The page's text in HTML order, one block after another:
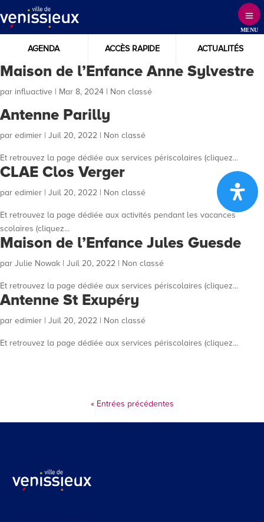
to
Content
MENU
AGENDA ACCÈS RAPIDE ACTUALITÉS
Maison de l’Enfance Anne Sylvestre
par influactive | Mar 8, 2024 | Non classé
Antenne Parilly
par edimier | Juil 20, 2022 | Non classé
Et retrouvez la page dédiée aux services périscolaires (cliquez...
CLAE Clos Verger
par edimier | Juil 20, 2022 | Non classé
Et retrouvez la page dédiée aux activités pendant les vacances
scolaires (cliquez...
Maison de l’Enfance Jules Guesde
par Julie Nowak | Juil 20, 2022 | Non classé
Et retrouvez la page dédiée aux services périscolaires (cliquez...
Antenne St Exupéry
par edimier | Juil 20, 2022 | Non classé
Et retrouvez la page dédiée aux services périscolaires (cliquez...
« Entrées précédentes